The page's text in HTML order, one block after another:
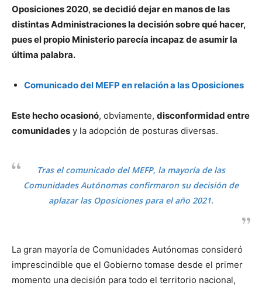
Oposiciones 2020, se decidió dejar en manos de las
distintas Administraciones la decisión sobre qué hacer,
pues el propio Ministerio parecía incapaz de asumir la
última palabra.
Comunicado del MEFP en relación a las Oposiciones
Este hecho ocasionó, obviamente, disconformidad entre
comunidades y la adopción de posturas diversas.
Tras el comunicado del MEFP, la mayoría de las
Comunidades Autónomas confirmaron su decisión de
aplazar las Oposiciones para el año 2021.
La gran mayoría de Comunidades Autónomas consideró
imprescindible que el Gobierno tomase desde el primer
momento una decisión para todo el territorio nacional,